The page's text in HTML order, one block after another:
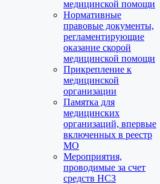
медицинской помощи
Нормативные
правовые документы,
регламентирующие
оказание скорой
медицинской помощи
Прикрепление к
медицинской
организации
Памятка для
медицинских
организаций, впервые
включенных в реестр
МО
Мероприятия,
проводимые за счет
средств НСЗ